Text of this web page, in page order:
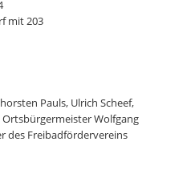
mit 203
Pauls, Ulrich Scheef,
Wolfgang
des Freibadfördervereins